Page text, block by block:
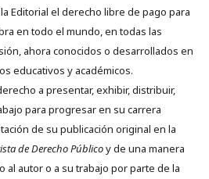
Editorial el derecho libre de pago para
en todo el mundo, en todas las
ahora conocidos o desarrollados en
educativos y académicos.
a presentar, exhibir, distribuir,
para progresar en su carrera
de su publicación original en la
de Derecho Públicoy de una manera
al autor o a su trabajo por parte de la